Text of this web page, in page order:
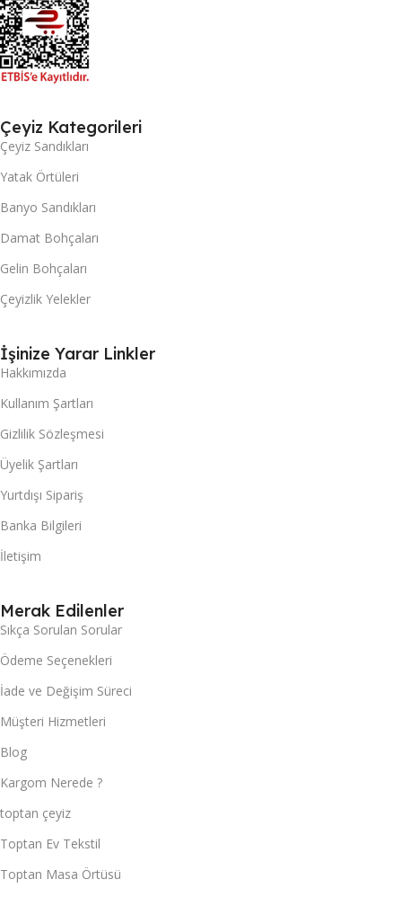
Çeyiz Kategorileri
Çeyiz Sandıkları
Yatak Örtüleri
Banyo Sandıkları
Damat Bohçaları
Gelin Bohçaları
Çeyizlik Yelekler
İşinize Yarar Linkler
Hakkımızda
Kullanım Şartları
Gizlilik Sözleşmesi
Üyelik Şartları
Yurtdışı Sipariş
Banka Bilgileri
İletişim
Merak Edilenler
Sıkça Sorulan Sorular
Ödeme Seçenekleri
İade ve Değişim Süreci
Müşteri Hizmetleri
Blog
Kargom Nerede ?
toptan çeyiz
Toptan Ev Tekstil
Toptan Masa Örtüsü